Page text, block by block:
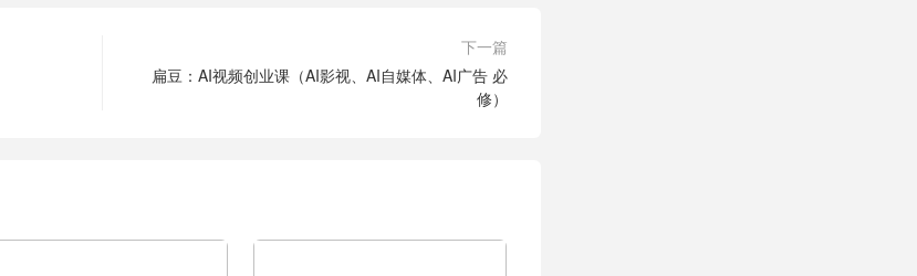
下一篇
扁豆：AI视频创业课（AI影视、AI自媒体、AI广告 必
修）